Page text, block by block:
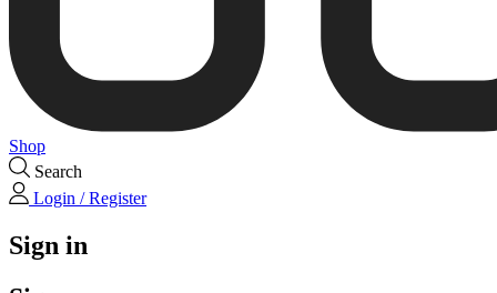
Shop
Search
Login / Register
Sign in